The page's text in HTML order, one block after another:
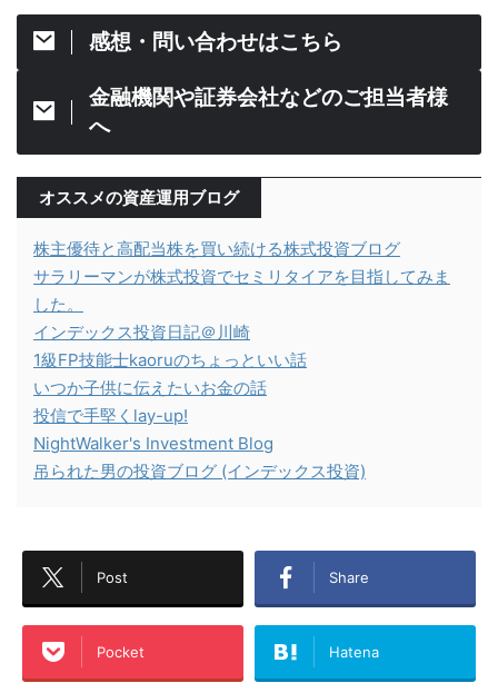
感想・問い合わせはこちら
金融機関や証券会社などのご担当者様
へ
オススメの資産運用ブログ
株主優待と高配当株を買い続ける株式投資ブログ
サラリーマンが株式投資でセミリタイアを目指してみま
した。
インデックス投資日記＠川崎
1級FP技能士kaoruのちょっといい話
いつか子供に伝えたいお金の話
投信で手堅くlay-up!
NightWalker's Investment Blog
吊られた男の投資ブログ (インデックス投資)
Post Share
Pocket Hatena